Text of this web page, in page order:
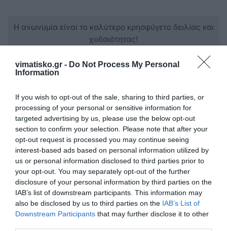
vimatisko.gr - Do Not Process My Personal
Information
If you wish to opt-out of the sale, sharing to third parties, or
processing of your personal or sensitive information for
targeted advertising by us, please use the below opt-out
section to confirm your selection. Please note that after your
opt-out request is processed you may continue seeing
interest-based ads based on personal information utilized by
us or personal information disclosed to third parties prior to
your opt-out. You may separately opt-out of the further
disclosure of your personal information by third parties on the
IAB’s list of downstream participants. This information may
also be disclosed by us to third parties on the IAB’s List of
Downstream Participants that may further disclose it to other
Η ανωνυμία είναι το καλύτερο κρησφύγετο δειλίας και
χυδαιότητας!
Σχόλια 2
Ανώνυμος
03/09 - 19:05
Γενοκτονία του Έλληνα!
Ακούτε πολιτικοί??? Πρόεδροι,
πρωθυπουργοί, υπουργοί, βουλευτές,
περιφερειάρχες, υπόπεφεριαρχες,
δήμαρχοι, αντιδήμαρχοι , σύμβουλο,
δημόσιοι υπάλληλοι Κ.τ.λι!!! Γεμίσαμε καί
μπουχτησαμε από όλους εσάς!!! Κυφηνες